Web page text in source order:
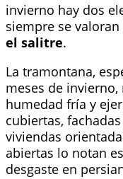
invierno hay dos
siempre se
el salitre.
La tramontana,
meses de
humedad fría y
cubiertas,
viviendas
abiertas lo notan
desgaste en